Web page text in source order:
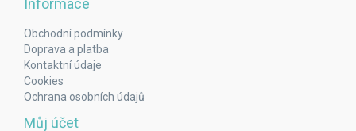
Informace
Obchodní podmínky
Doprava a platba
Kontaktní údaje
Cookies
Ochrana osobních údajů
Můj účet